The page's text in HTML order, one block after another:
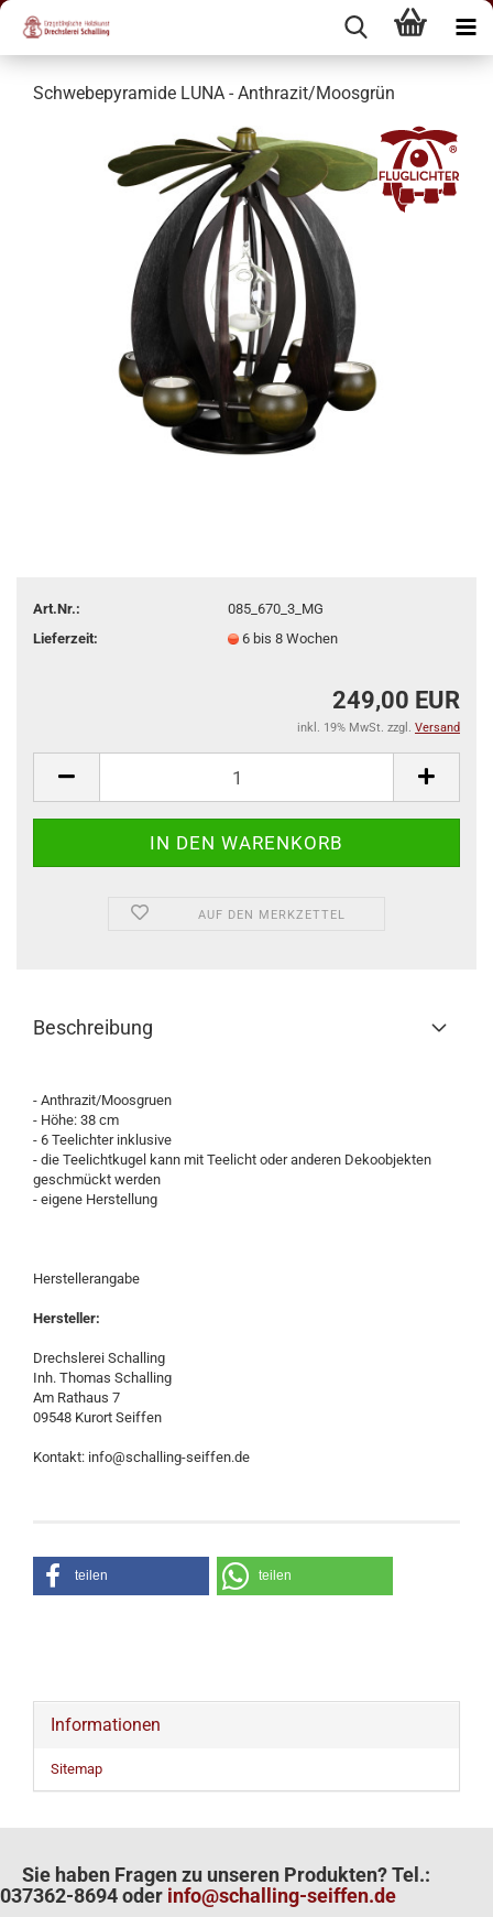
Schwebepyramide LUNA - Anthrazit/Moosgrün
Art.Nr.:
085_670_3_MG
Lieferzeit:
6 bis 8 Wochen
249,00 EUR
inkl. 19% MwSt. zzgl. Versand
AUF DEN MERKZETTEL
Beschreibung
- Anthrazit/Moosgruen
- Höhe: 38 cm
- 6 Teelichter inklusive
- die Teelichtkugel kann mit Teelicht oder anderen Dekoobjekten
geschmückt werden
- eigene Herstellung
Herstellerangabe
Hersteller:
Drechslerei Schalling
Inh. Thomas Schalling
Am Rathaus 7
09548 Kurort Seiffen
Kontakt: info@schalling-seiffen.de
teilen teilen
Informationen
Sitemap
Sie haben Fragen zu unseren Produkten? Tel.:
037362-8694 oder info@schalling-seiffen.de